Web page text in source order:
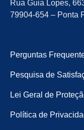
Rua Guia Lopes,
79904-654 – Ponta
Perguntas
Pesquisa de
Lei Geral de
Política de